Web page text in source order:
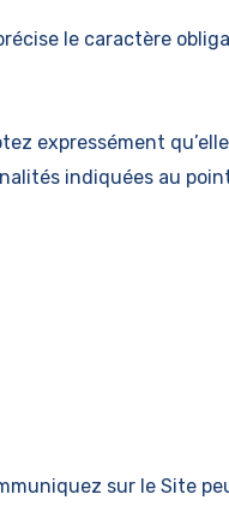
le caractère
expressément
indiquées au
sur le Site